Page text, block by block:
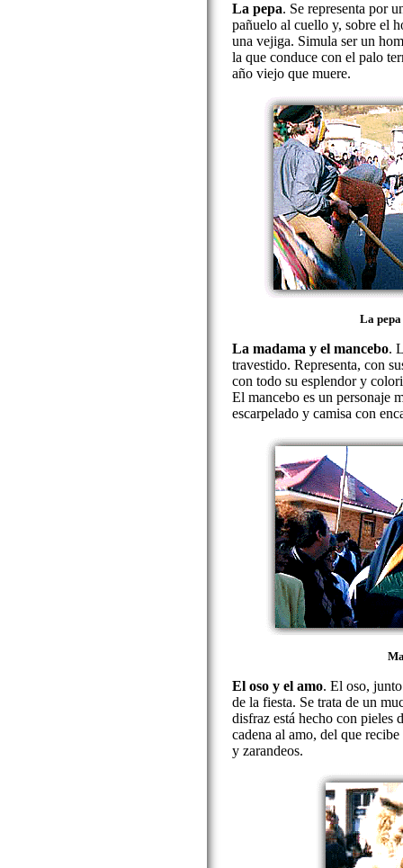
La pepa. Se representa por
pañuelo al cuello y, sobre el
una vejiga. Simula ser un
la que conduce con el palo
año viejo que muere.
La
La madama y el mancebo.
travestido. Representa, con
con todo su esplendor y
El mancebo es un personaje
escarpelado y camisa con
El oso y el amo. El oso,
de la fiesta. Se trata de un
disfraz está hecho con pieles
cadena al amo, del que
y zarandeos.